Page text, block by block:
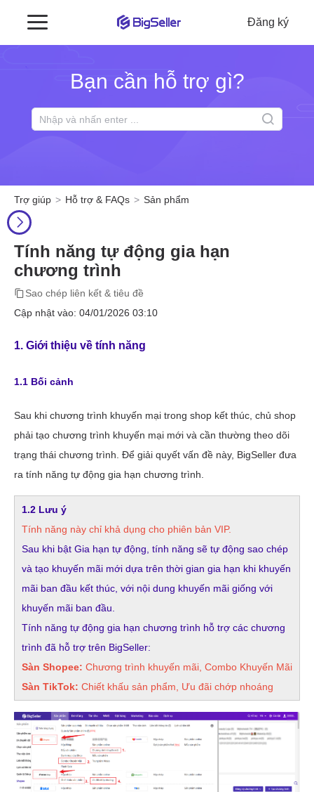
Đăng ký
Bạn cần hỗ trợ gì?
Trợ giúp Hỗ trợ & FAQs Sản phẩm
Tính năng tự động gia hạn
chương trình
Sao chép liên kết & tiêu đề
Cập nhật vào: 04/01/2026 03:10